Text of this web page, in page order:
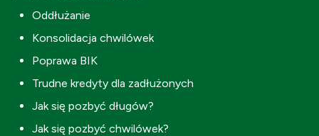
Oddłużanie
Konsolidacja chwilówek
Poprawa BIK
Trudne kredyty dla zadłużonych
Jak się pozbyć długów?
Jak się pozbyć chwilówek?